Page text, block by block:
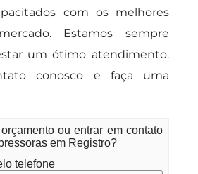
com os melhores
Estamos sempre
um ótimo atendimento.
conosco e faça uma
ou entrar em contato
em Registro?
telefone